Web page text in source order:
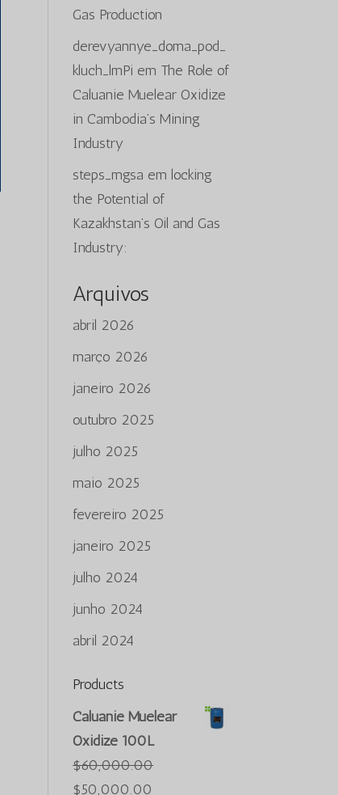
Gas Production
derevyannye_doma_pod_
kluch_lmPi em The Role of
Caluanie Muelear Oxidize
in Cambodia’s Mining
Industry
steps_mgsa em locking
the Potential of
Kazakhstan’s Oil and Gas
Industry:
Arquivos
abril 2026
março 2026
janeiro 2026
outubro 2025
julho 2025
maio 2025
fevereiro 2025
janeiro 2025
julho 2024
junho 2024
abril 2024
Products
Caluanie Muelear
Oxidize 100L
$60,000.00
O
$50,000.00